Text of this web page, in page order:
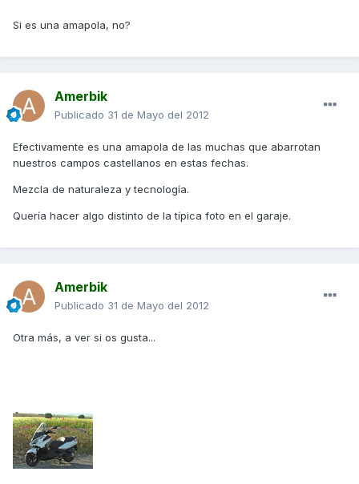
Si es una amapola, no?
Amerbik
Publicado 31 de Mayo del 2012
Efectivamente es una amapola de las muchas que abarrotan
nuestros campos castellanos en estas fechas.
Mezcla de naturaleza y tecnología.
Quería hacer algo distinto de la típica foto en el garaje.
Amerbik
Publicado 31 de Mayo del 2012
Otra más, a ver si os gusta...